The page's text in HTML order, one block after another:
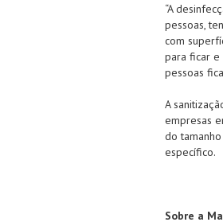
“A
pessoas,
com
para ficar e
pessoas
A
empresas
do
específico.
Sobre a